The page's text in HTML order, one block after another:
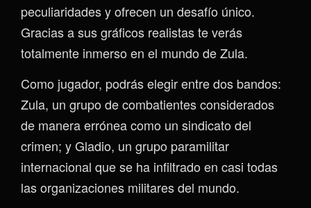
peculiaridades y ofrecen un desafío único.
Gracias a sus gráficos realistas te verás
totalmente inmerso en el mundo de Zula.
Como jugador, podrás elegir entre dos bandos:
Zula, un grupo de combatientes considerados
de manera errónea como un sindicato del
crimen; y Gladio, un grupo paramilitar
internacional que se ha infiltrado en casi todas
las organizaciones militares del mundo.